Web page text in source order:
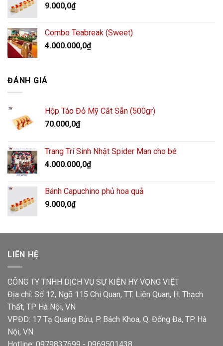
9.000,0₫
Combo Teabreak (Sweet)
4.000.000,0₫
ĐÁNH GIÁ
Hộp Táo Đỏ Mỹ Cắt Sẵn (500gr)
70.000,0₫
Trang Trí Sinh Nhật Spider Man cho bé
4.000.000,0₫
Bánh Capuchino phủ hoa quả
9.000,0₫
LIÊN HỆ
CÔNG TY TNHH DỊCH VỤ SỰ KIỆN HY VỌNG VIỆT
Địa chỉ: Số 12, Ngõ 115 Chi Quan, TT. Liên Quan, H. Thạch
Thất, TP Hà Nội, VN
VPĐD: 17 Tạ Quang Bửu, P. Bách Khoa, Q. Đống Đa, TP. Hà
Nội, VN